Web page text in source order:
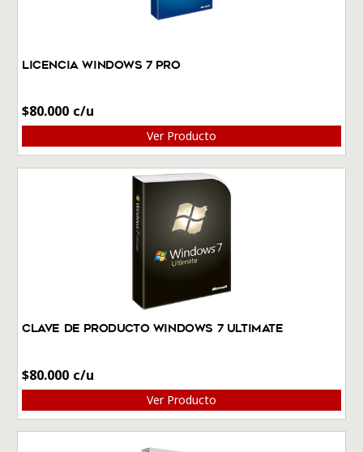
Licencia Windows 7 Pro
$80.000
Ver Producto
Clave de producto Windows 7 Ultimate
$80.000
Ver Producto